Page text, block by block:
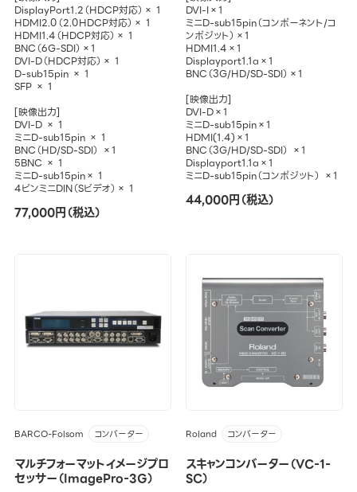
DisplayPort1.2（HDCP対応）× 1
HDMI2.0（2.0HDCP対応）× 1
HDMI1.4（HDCP対応）× 1
BNC（6G-SDI）×1
DVI-D（HDCP対応）× 1
D-sub15pin × 1
SFP × 1
[映像出力]
DVI-D × 1
ミニD-sub15pin × 1
BNC（HD/SD-SDI） ×1
5BNC × 1
ミニD-sub15pin× 1
4ピンミニDIN（Sビデオ）× 1
77,000円（税込）
DVI-I×1
ミニD-sub15pin（コンポーネント/コ
ンポジット）×1
HDMI1.4×1
Displayport1.1a×1
BNC（3G/HD/SD-SDI）×1
[映像出力]
DVI-D×1
ミニD-sub15pin×1
HDMI(1.4)×1
BNC（3G/HD/SD-SDI） ×1
Displayport1.1a×1
ミニD-sub15pin（コンポジット） ×1
44,000円（税込）
BARCO-Folsom コンバーター
マルチフォーマットイメージプロ
セッサー（ImagePro-3G）
Roland コンバーター
スキャンコンバーター（VC-1-
SC）